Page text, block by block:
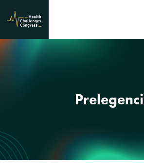
Prelegenci